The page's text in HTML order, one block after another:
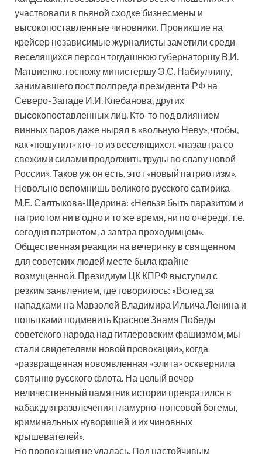
участвовали в пьяной сходке бизнесмены и
высокопоставленные чиновники. Проникшие на
крейсер независимые журналисты заметили среди
веселящихся персон тогдашнюю губернаторшу В.И.
Матвиенко, госпожу министершу Э.С. Набиуллину,
занимавшего пост полпреда президента РФ на
Северо-Западе И.И. Клебанова, других
высокопоставленных лиц. Кто-то под влиянием
винных паров даже нырял в «вольную Неву», чтобы,
как «пошутил» кто-то из веселящихся, «назавтра со
свежими силами продолжить труды во славу новой
России». Таков уж он есть, этот «новый патриотизм».
Невольно вспомнишь великого русского сатирика
М.Е. Салтыкова-Щедрина: «Нельзя быть паразитом и
патриотом ни в одно и то же время, ни по очереди, т.е.
сегодня патриотом, а завтра проходимцем».
Общественная реакция на вечеринку в священном
для советских людей месте была крайне
возмущенной. Президиум ЦК КПРФ выступил с
резким заявлением, где говорилось: «Вслед за
нападками на Мавзолей Владимира Ильича Ленина и
попытками подменить Красное Знамя Победы
советского народа над гитлеровским фашизмом, мы
стали свидетелями новой провокации», когда
«развращенная новоявленная «элита» осквернила
святыню русского флота. На целый вечер
величественный памятник истории превратился в
кабак для развлечения гламурно-попсовой богемы,
криминальных нуворишей и их чиновных
крышевателей».
Но провокация не удалась. Под настойчивым